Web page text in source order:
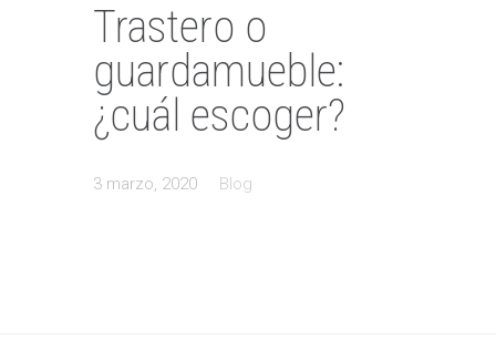
Trastero o
guardamueble:
¿cuál escoger?
3 marzo, 2020 Blog